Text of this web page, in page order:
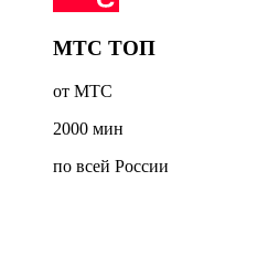
МТС ТОП
от МТС
2000 мин
по всей России